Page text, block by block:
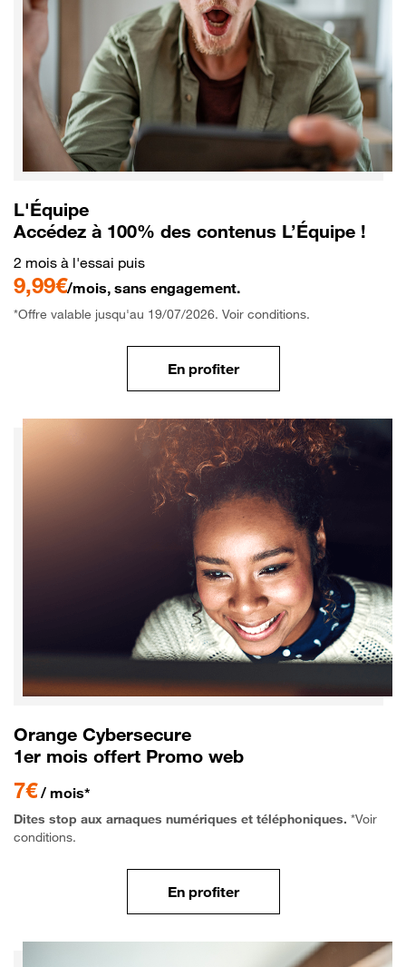
L'Équipe
Accédez à 100% des contenus L’Équipe !
2 mois à l'essai puis
9,99€/mois, sans engagement.
*Offre valable jusqu'au 19/07/2026. Voir conditions.
En profiter
Orange Cybersecure
1er mois offert Promo web
7€ / mois*
Dites stop aux arnaques numériques et téléphoniques. *Voir
conditions.
En profiter